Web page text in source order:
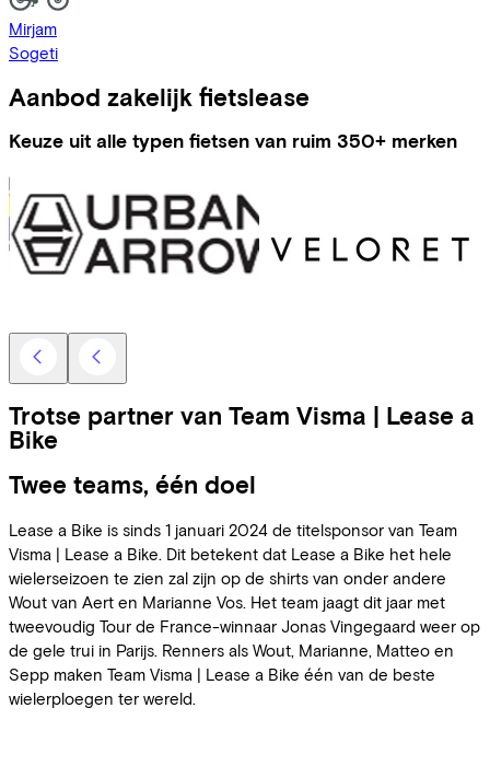
Mirjam
Sogeti
Aanbod zakelijk fietslease
Keuze uit alle typen fietsen van ruim 350+ merken
Trotse partner van Team Visma | Lease a
Bike
Twee teams, één doel
Lease a Bike is sinds 1 januari 2024 de titelsponsor van Team
Visma | Lease a Bike. Dit betekent dat Lease a Bike het hele
wielerseizoen te zien zal zijn op de shirts van onder andere
Wout van Aert en Marianne Vos. Het team jaagt dit jaar met
tweevoudig Tour de France-winnaar Jonas Vingegaard weer op
de gele trui in Parijs. Renners als Wout, Marianne, Matteo en
Sepp maken Team Visma | Lease a Bike één van de beste
wielerploegen ter wereld.